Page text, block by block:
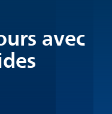
avec